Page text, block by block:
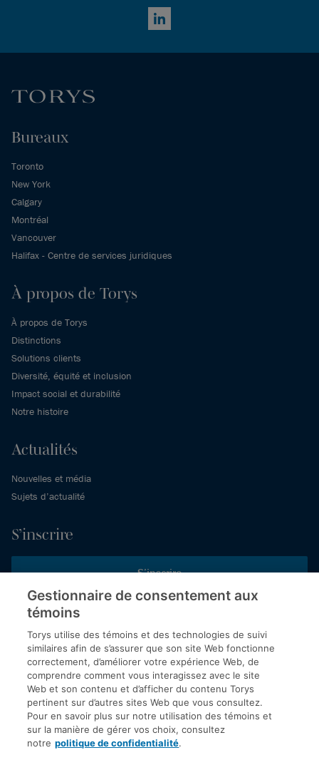
LinkedIn
Bureaux
Toronto
New York
Calgary
Montréal
Vancouver
Halifax - Centre de services juridiques
À propos de Torys
À propos de Torys
Distinctions
Solutions clients
Diversité, équité et inclusion
Impact social et durabilité
Notre histoire
Actualités
Nouvelles et média
Sujets d’actualité
S’inscrire
S’inscrire
Inscrivez-vous aux publications de Torys pour recevoir nos derniers
commentaires, notre calendrier de webinaires et d’événements et
plus encore.
© 2026 Société d'avocats Torys S.E.N.C.R.L. Tous droits
réservés.
Politique de protection des renseignements personnels
Droit d’auteur
Gestionnaire de consentement aux
témoins
Torys utilise des témoins et des technologies de suivi
similaires afin de s’assurer que son site Web fonctionne
correctement, d’améliorer votre expérience Web, de
comprendre comment vous interagissez avec le site
Web et son contenu et d’afficher du contenu Torys
pertinent sur d’autres sites Web que vous consultez.
Pour en savoir plus sur notre utilisation des témoins et
sur la manière de gérer vos choix, consultez
notre politique de confidentialité.